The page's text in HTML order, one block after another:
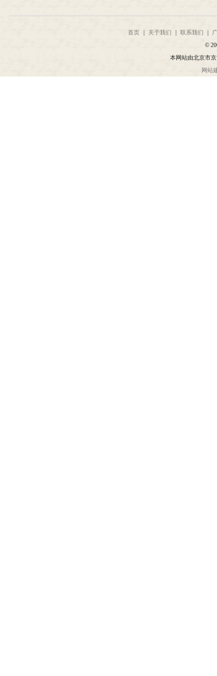
首页 关于我们 联系我们
©
本网站由北京市
网站